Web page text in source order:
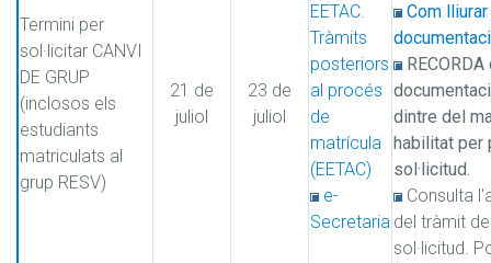
Termini per
sol·licitar CANVI
DE GRUP
(inclosos els
estudiants
matriculats al
grup RESV)
21 de
juliol
23 de
juliol
EETAC.
Tràmits
posteriors
al procés
de
matrícula
(EETAC)
e-
Secretaria
Com
dintre del
habilitat per
sol·licitud.
Consulta
del tràmit
sol·licitud.